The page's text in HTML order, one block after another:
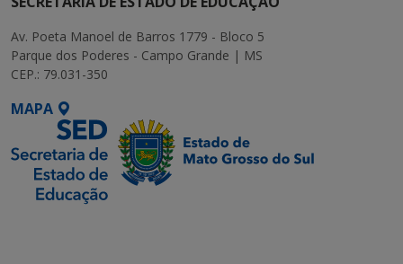
Av. Poeta Manoel de Barros 1779 - Bloco 5
Parque dos Poderes - Campo Grande | MS
CEP.: 79.031-350
MAPA